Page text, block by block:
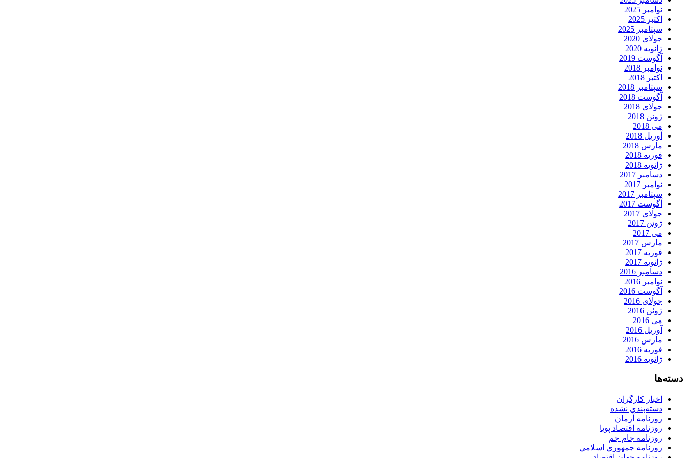
نوامبر 2025
اکتبر 2025
سپتامبر 2025
جولای 2020
ژانویه 2020
آگوست 2019
نوامبر 2018
اکتبر 2018
سپتامبر 2018
آگوست 2018
جولای 2018
ژوئن 2018
می 2018
آوریل 2018
مارس 2018
فوریه 2018
ژانویه 2018
دسامبر 2017
نوامبر 2017
سپتامبر 2017
آگوست 2017
جولای 2017
ژوئن 2017
می 2017
مارس 2017
فوریه 2017
ژانویه 2017
دسامبر 2016
نوامبر 2016
آگوست 2016
جولای 2016
ژوئن 2016
می 2016
آوریل 2016
مارس 2016
فوریه 2016
ژانویه 2016
دسته‌ها
اخبار کارگران
دسته‌بندی نشده
روزنامه آرمان
روزنامه اقتصاد پویا
روزنامه جام جم
روزنامه جمهوري اسلامي